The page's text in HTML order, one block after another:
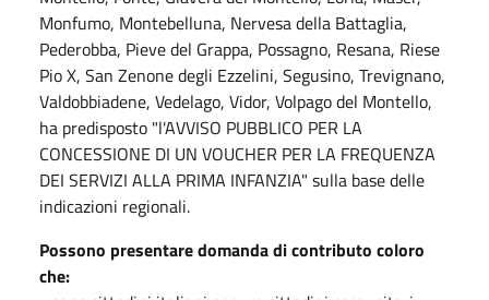
Monfumo, Montebelluna, Nervesa della Battaglia,
Pederobba, Pieve del Grappa, Possagno, Resana, Riese
Pio X, San Zenone degli Ezzelini, Segusino, Trevignano,
Valdobbiadene, Vedelago, Vidor, Volpago del Montello,
ha predisposto "l'AVVISO PUBBLICO PER LA
CONCESSIONE DI UN VOUCHER PER LA FREQUENZA
DEI SERVIZI ALLA PRIMA INFANZIA" sulla base delle
indicazioni regionali.
Possono presentare domanda di contributo coloro
che: